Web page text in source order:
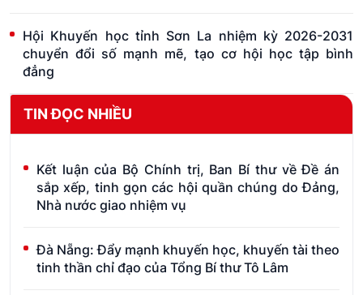
Hội Khuyến học tỉnh Sơn La nhiệm kỳ 2026-2031
chuyển đổi số mạnh mẽ, tạo cơ hội học tập bình
đẳng
TIN ĐỌC NHIỀU
Kết luận của Bộ Chính trị, Ban Bí thư về Đề án
sắp xếp, tinh gọn các hội quần chúng do Đảng,
Nhà nước giao nhiệm vụ
Đà Nẵng: Đẩy mạnh khuyến học, khuyến tài theo
tinh thần chỉ đạo của Tổng Bí thư Tô Lâm